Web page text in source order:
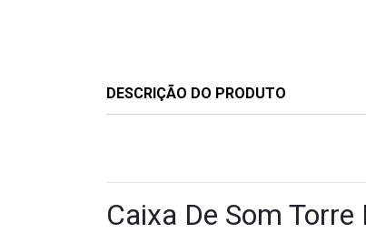
DESCRIÇÃO DO PRODUTO
Caixa De Som